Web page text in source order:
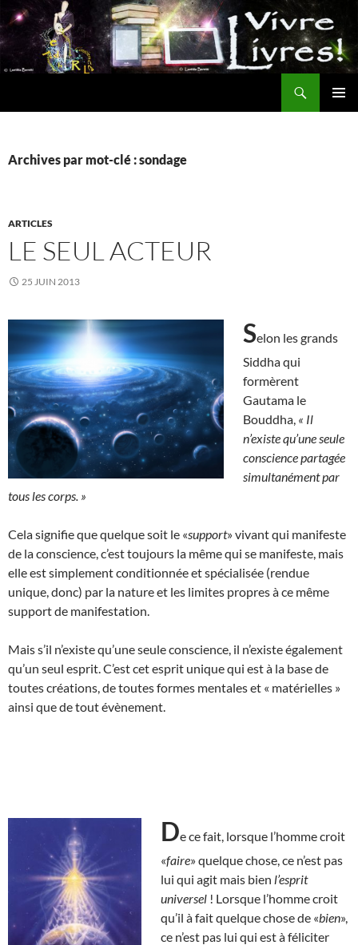
Aller
au
contenu
Archives par mot-clé : sondage
ARTICLES
LE SEUL ACTEUR
25 JUIN 2013
Selon les grands
Siddha qui
formèrent
Gautama le
Bouddha, « Il
n’existe qu’une seule
conscience partagée
simultanément par
tous les corps. »
Cela signifie que quelque soit le «support» vivant qui manifeste
de la conscience, c’est toujours la même qui se manifeste, mais
elle est simplement conditionnée et spécialisée (rendue
unique, donc) par la nature et les limites propres à ce même
support de manifestation.
Mais s’il n’existe qu’une seule conscience, il n’existe également
qu’un seul esprit. C’est cet esprit unique qui est à la base de
toutes créations, de toutes formes mentales et « matérielles »
ainsi que de tout évènement.
De ce fait, lorsque l’homme croit
«faire» quelque chose, ce n’est pas
lui qui agit mais bien l’esprit
universel ! Lorsque l’homme croit
qu’il à fait quelque chose de «bien»,
ce n’est pas lui qui est à féliciter